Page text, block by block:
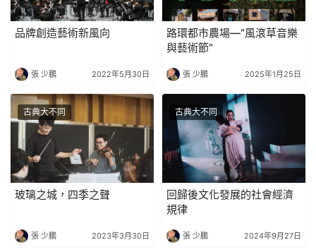
品牌創造藝術新風向
張 少鵬 2022年5月30日
路環都市農場—“風滾草音樂
與藝術節”
張 少鵬 2025年1月25日
古典大不同
玻璃之城，四季之聲
張 少鵬 2023年3月30日
古典大不同
回歸後文化發展的社會經濟
規律
張 少鵬 2024年9月27日